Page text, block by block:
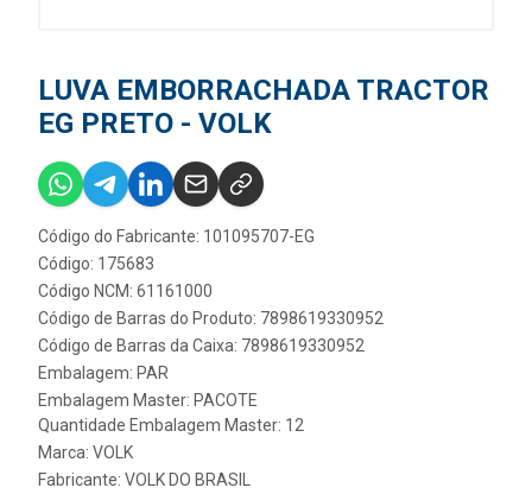
LUVA EMBORRACHADA TRACTOR
EG PRETO - VOLK
Código do Fabricante: 101095707-EG
Código: 175683
Código NCM: 61161000
Código de Barras do Produto: 7898619330952
Código de Barras da Caixa: 7898619330952
Embalagem: PAR
Embalagem Master: PACOTE
Quantidade Embalagem Master: 12
Marca: VOLK
Fabricante: VOLK DO BRASIL